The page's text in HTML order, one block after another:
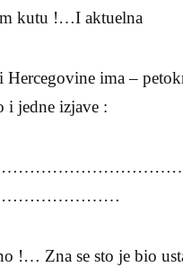
kutu !…I aktuelna
Hercegovine ima –
jedne izjave :
!… Zna se sto je bio